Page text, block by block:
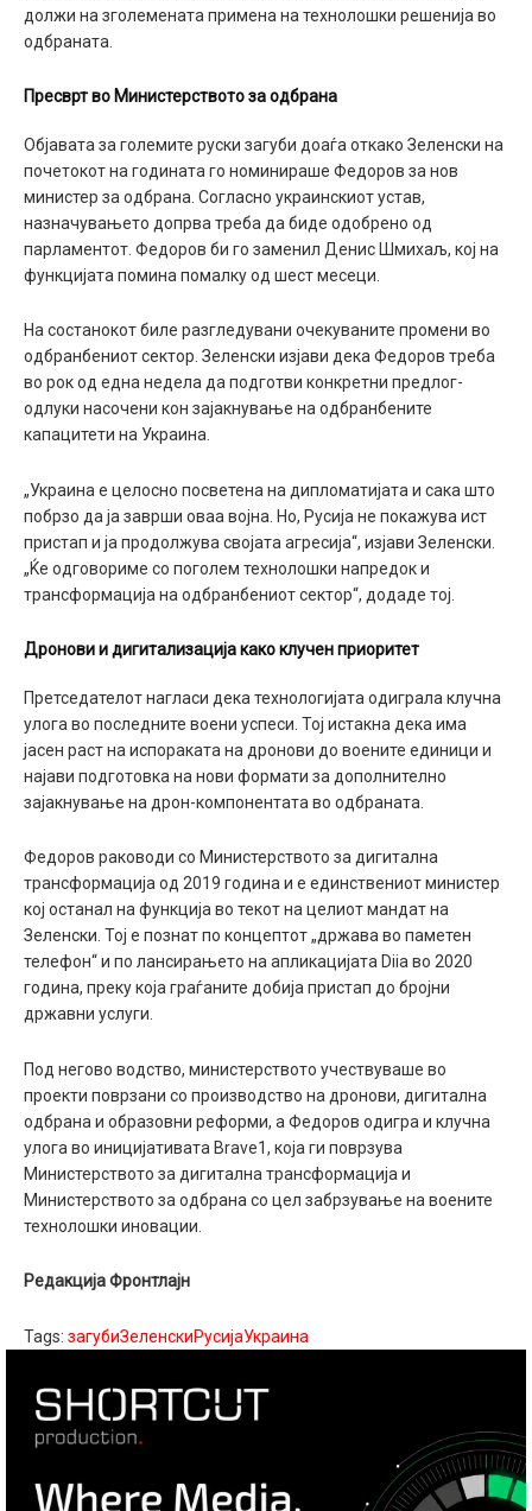
должи на зголемената примена на технолошки решенија во
одбраната.
Пресврт во Министерството за одбрана
Објавата за големите руски загуби доаѓа откако Зеленски на
почетокот на годината го номинираше Федоров за нов
министер за одбрана. Согласно украинскиот устав,
назначувањето допрва треба да биде одобрено од
парламентот. Федоров би го заменил Денис Шмихаљ, кој на
функцијата помина помалку од шест месеци.
На состанокот биле разгледувани очекуваните промени во
одбранбениот сектор. Зеленски изјави дека Федоров треба
во рок од една недела да подготви конкретни предлог-
одлуки насочени кон зајакнување на одбранбените
капацитети на Украина.
„Украина е целосно посветена на дипломатијата и сака што
побрзо да ја заврши оваа војна. Но, Русија не покажува ист
пристап и ја продолжува својата агресија“, изјави Зеленски.
„Ќе одговориме со поголем технолошки напредок и
трансформација на одбранбениот сектор“, додаде тој.
Дронови и дигитализација како клучен приоритет
Претседателот нагласи дека технологијата одиграла клучна
улога во последните воени успеси. Тој истакна дека има
јасен раст на испораката на дронови до воените единици и
најави подготовка на нови формати за дополнително
зајакнување на дрон-компонентата во одбраната.
Федоров раководи со Министерството за дигитална
трансформација од 2019 година и е единствениот министер
кој останал на функција во текот на целиот мандат на
Зеленски. Тој е познат по концептот „држава во паметен
телефон“ и по лансирањето на апликацијата Diia во 2020
година, преку која граѓаните добија пристап до бројни
државни услуги.
Под негово водство, министерството учествуваше во
проекти поврзани со производство на дронови, дигитална
одбрана и образовни реформи, а Федоров одигра и клучна
улога во иницијативата Brave1, која ги поврзува
Министерството за дигитална трансформација и
Министерството за одбрана со цел забрзување на воените
технолошки иновации.
Редакција Фронтлајн
Tags: загубиЗеленскиРусијаУкраина